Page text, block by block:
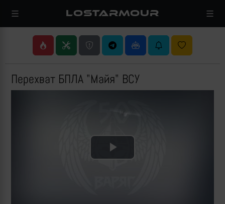
LOSTARMOUR
Перехват БПЛА "Майя" ВСУ
Play